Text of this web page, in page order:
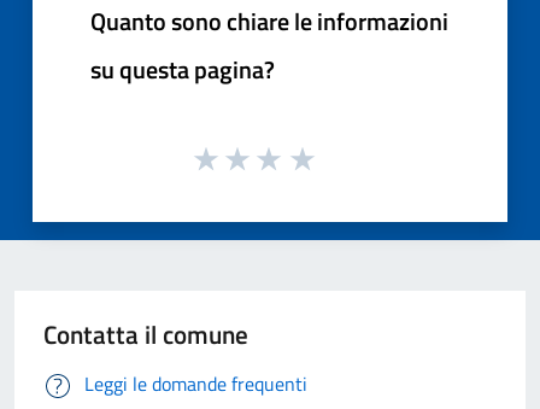
Quanto sono chiare le informazioni
su questa pagina?
Contatta il comune
Leggi le domande frequenti